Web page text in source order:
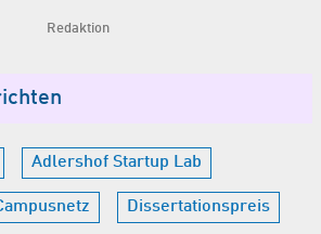
Redaktion
Adlershof Startup Lab
Dissertationspreis